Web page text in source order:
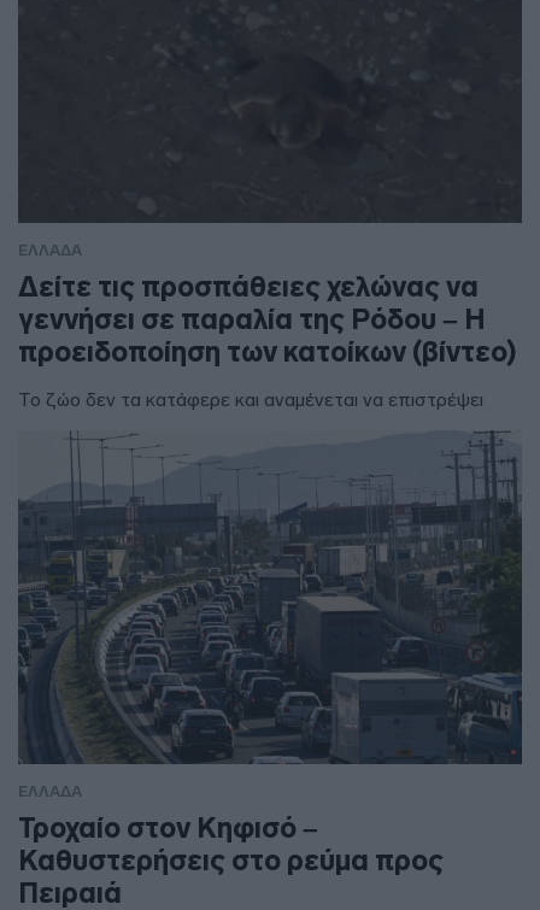
ΕΛΛΑΔΑ
Δείτε τις προσπάθειες χελώνας να
γεννήσει σε παραλία της Ρόδου – Η
προειδοποίηση των κατοίκων (βίντεο)
Το ζώο δεν τα κατάφερε και αναμένεται να επιστρέψει
ΕΛΛΑΔΑ
Τροχαίο στον Κηφισό –
Καθυστερήσεις στο ρεύμα προς
Πειραιά